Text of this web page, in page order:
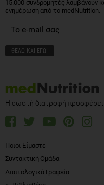
15.000 συνδρομητές λαμβάνουν
ενημέρωση από το medNutrition.
Η σωστή διατροφή προσφέρει
Ποιοι Είμαστε
Συντακτική Ομάδα
Διαιτολογικά Γραφεία